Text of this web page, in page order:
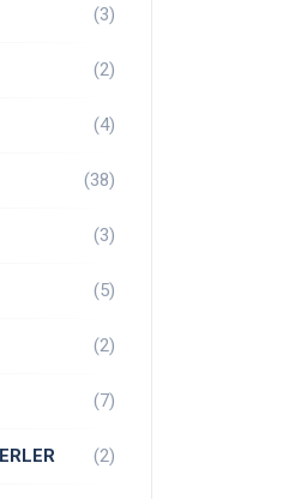
(3)
(2)
(4)
(38)
(3)
(5)
(2)
(7)
(2)